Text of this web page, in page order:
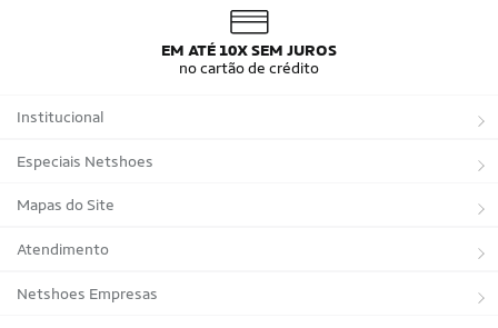
EM ATÉ 10X SEM JUROS
no cartão de crédito
Institucional
Sobre a Netshoes
Política de Privacidade
Programa de Afiliados
Regulamentos
Especiais Netshoes
Suplementos
Corrida
Bicicletas
Mapas do Site
Marcas
Tipos de Produtos
Atendimento
Trocas e devoluções
Netshoes Empresas